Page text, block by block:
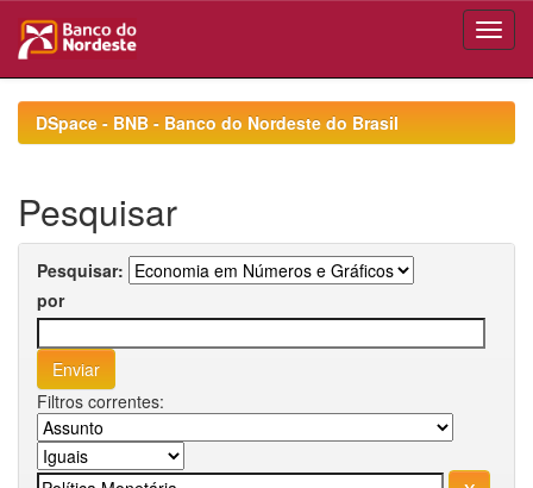
navigationDSpace - BNB - Banco do Nordeste do Brasil
Pesquisar
Pesquisar:
por
Filtros correntes: